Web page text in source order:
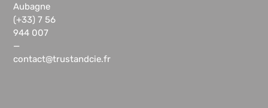
Aubagne
(+33) 7 56
944 007
—
contact@trustandcie.fr